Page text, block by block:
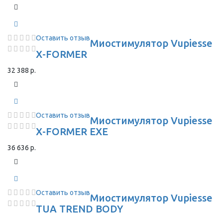
Оставить отзывМиостимулятор Vupiesse
X-FORMER
32 388 р.
Оставить отзывМиостимулятор Vupiesse
X-FORMER EXE
36 636 р.
Оставить отзывМиостимулятор Vupiesse
TUA TREND BODY